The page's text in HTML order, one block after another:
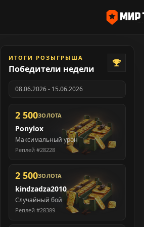
ИТОГИ РОЗЫГРЫША
Победители недели
08.06.2026 - 15.06.2026
2 500ЗОЛОТА
Ponylox
Максимальный урон
Реплей #28228
2 500ЗОЛОТА
kindzadza2010
Случайный бой
Реплей #28389